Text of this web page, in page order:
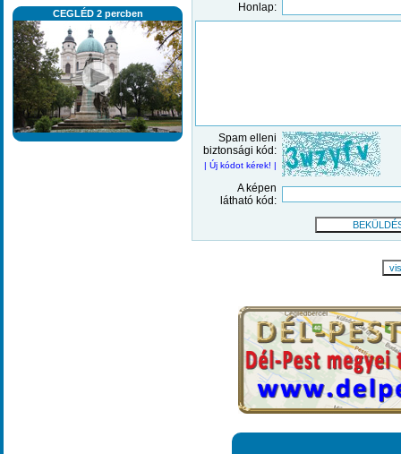
CEGLÉD 2 percben
Honlap:
Spam elleni
biztonsági kód:
| Új kódot kérek! |
A képen
látható kód: